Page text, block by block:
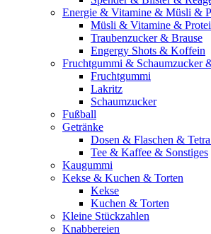
Energie & Vitamine & Müsli &
Müsli & Vitamine &
Traubenzucker & Brause
Engergy Shots & Koffein
Fruchtgummi & Schaumzucker
Fruchtgummi
Lakritz
Schaumzucker
Fußball
Getränke
Dosen & Flaschen &
Tee & Kaffee & Sonstiges
Kaugummi
Kekse & Kuchen & Torten
Kekse
Kuchen & Torten
Kleine Stückzahlen
Knabbereien